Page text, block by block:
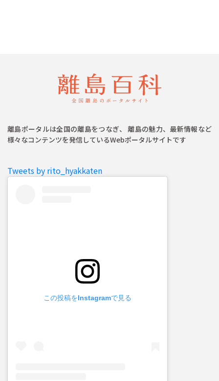
離島ポータルは全国の離島をつなぎ、 離島の魅力、最新情報など
様々なコンテンツを発信しているWebポータルサイトです
Tweets by rito_hyakkaten
この投稿をInstagramで見る